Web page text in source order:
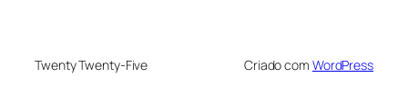
Twenty Twenty-Five Criado com WordPress